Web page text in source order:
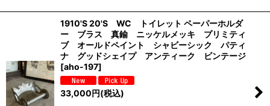
1910'S 20'S WC トイレット ペーパーホルダ
ー ブラス 真鍮 ニッケルメッキ プリミティ
ブ オールドペイント シャビーシック パティ
ナ グッドシェイプ アンティーク ビンテージ
[aho-197]
33,000円(税込)